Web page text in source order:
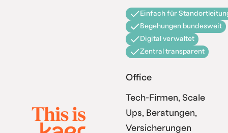
Einfach für
Begehungen bundesweit
Digital verwaltet
Zentral transparent
Office
Tech-Firmen, Scale
Ups, Beratungen,
Versicherungen